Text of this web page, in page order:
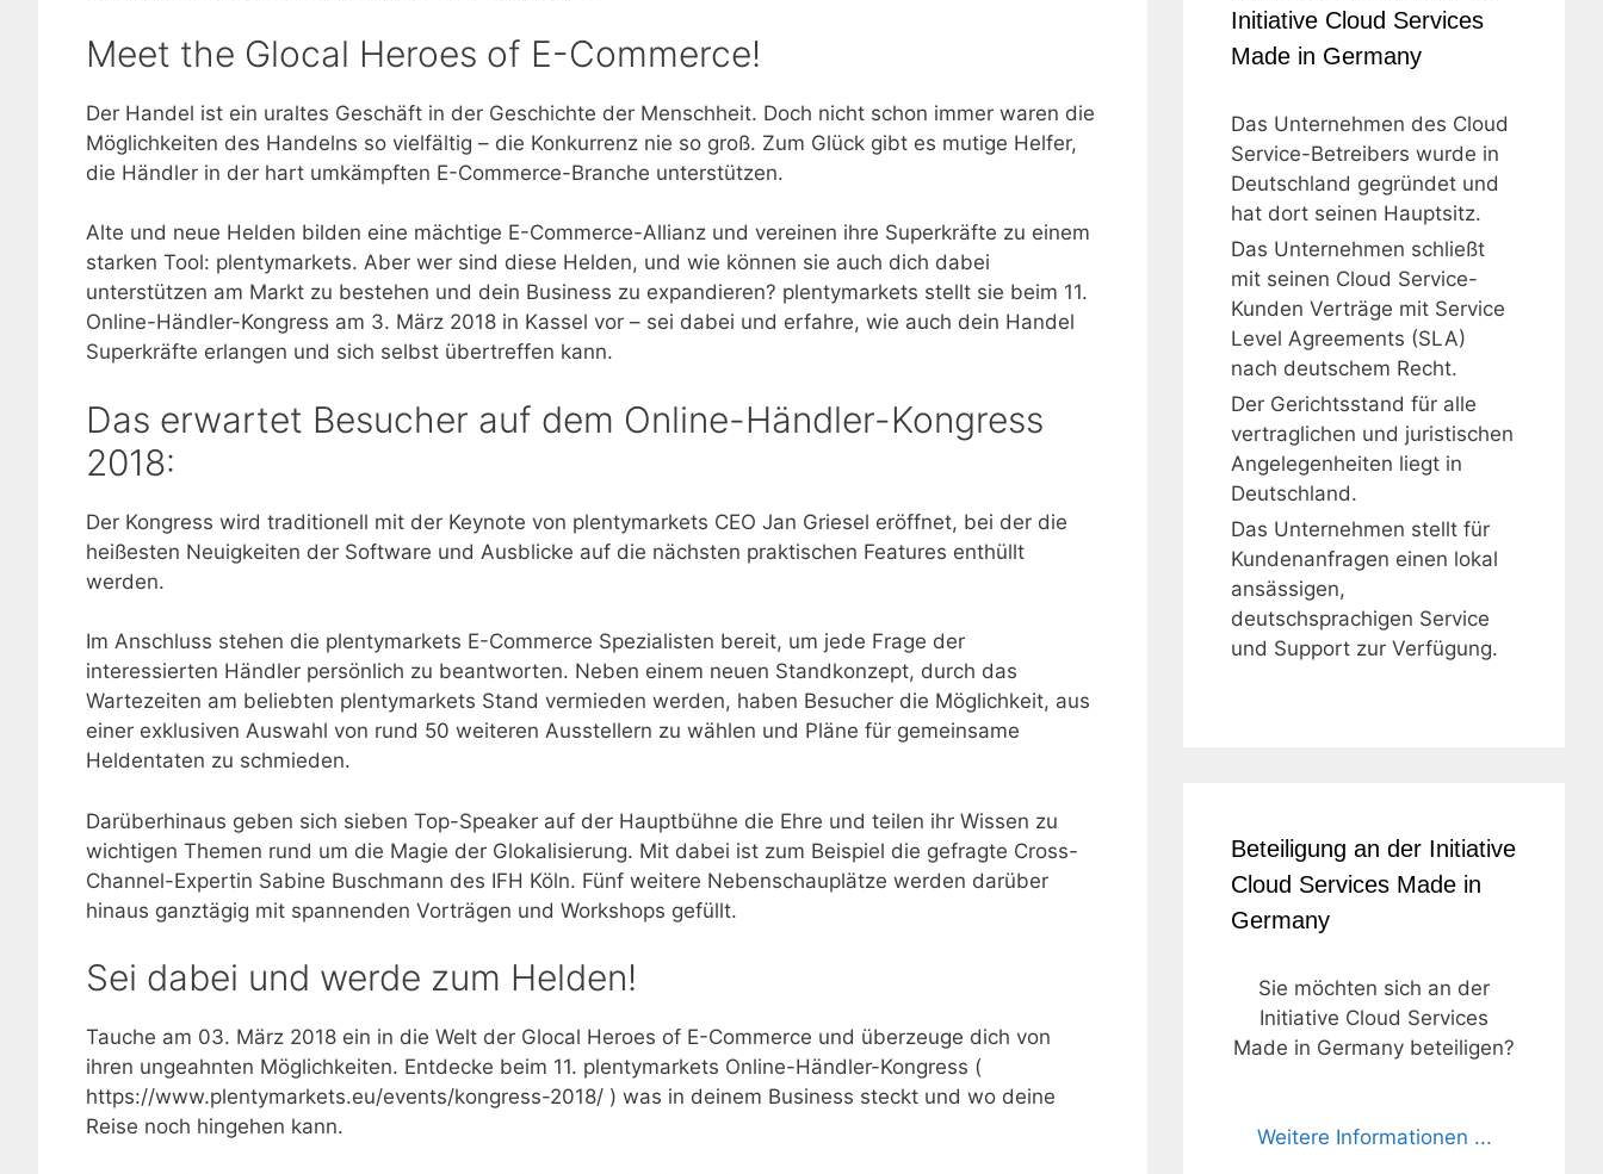
Meet the Glocal Heroes of E-Commerce!
Der Handel ist ein uraltes Geschäft in der Geschichte der Menschheit. Doch nicht schon immer waren die
Möglichkeiten des Handelns so vielfältig – die Konkurrenz nie so groß. Zum Glück gibt es mutige Helfer,
die Händler in der hart umkämpften E-Commerce-Branche unterstützen.
Alte und neue Helden bilden eine mächtige E-Commerce-Allianz und vereinen ihre Superkräfte zu einem
starken Tool: plentymarkets. Aber wer sind diese Helden, und wie können sie auch dich dabei
unterstützen am Markt zu bestehen und dein Business zu expandieren? plentymarkets stellt sie beim 11.
Online-Händler-Kongress am 3. März 2018 in Kassel vor – sei dabei und erfahre, wie auch dein Handel
Superkräfte erlangen und sich selbst übertreffen kann.
Das erwartet Besucher auf dem Online-Händler-Kongress
2018:
Der Kongress wird traditionell mit der Keynote von plentymarkets CEO Jan Griesel eröffnet, bei der die
heißesten Neuigkeiten der Software und Ausblicke auf die nächsten praktischen Features enthüllt
werden.
Im Anschluss stehen die plentymarkets E-Commerce Spezialisten bereit, um jede Frage der
interessierten Händler persönlich zu beantworten. Neben einem neuen Standkonzept, durch das
Wartezeiten am beliebten plentymarkets Stand vermieden werden, haben Besucher die Möglichkeit, aus
einer exklusiven Auswahl von rund 50 weiteren Ausstellern zu wählen und Pläne für gemeinsame
Heldentaten zu schmieden.
Darüberhinaus geben sich sieben Top-Speaker auf der Hauptbühne die Ehre und teilen ihr Wissen zu
wichtigen Themen rund um die Magie der Glokalisierung. Mit dabei ist zum Beispiel die gefragte Cross-
Channel-Expertin Sabine Buschmann des IFH Köln. Fünf weitere Nebenschauplätze werden darüber
hinaus ganztägig mit spannenden Vorträgen und Workshops gefüllt.
Sei dabei und werde zum Helden!
Tauche am 03. März 2018 ein in die Welt der Glocal Heroes of E-Commerce und überzeuge dich von
ihren ungeahnten Möglichkeiten. Entdecke beim 11. plentymarkets Online-Händler-Kongress (
https://www.plentymarkets.eu/events/kongress-2018/ ) was in deinem Business steckt und wo deine
Reise noch hingehen kann.
Initiative Cloud Services
Made in Germany
Das Unternehmen des Cloud
Service-Betreibers wurde in
Deutschland gegründet und
hat dort seinen Hauptsitz.
Das Unternehmen schließt
mit seinen Cloud Service-
Kunden Verträge mit Service
Level Agreements (SLA)
nach deutschem Recht.
Der Gerichtsstand für alle
vertraglichen und juristischen
Angelegenheiten liegt in
Deutschland.
Das Unternehmen stellt für
Kundenanfragen einen lokal
ansässigen,
deutschsprachigen Service
und Support zur Verfügung.
Beteiligung an der Initiative
Cloud Services Made in
Germany
Sie möchten sich an der
Initiative Cloud Services
Made in Germany beteiligen?
Weitere Informationen ...